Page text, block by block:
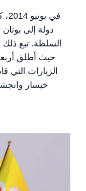
في
دولة إلى
حيث أطلق
الزيارات التي
خيسار